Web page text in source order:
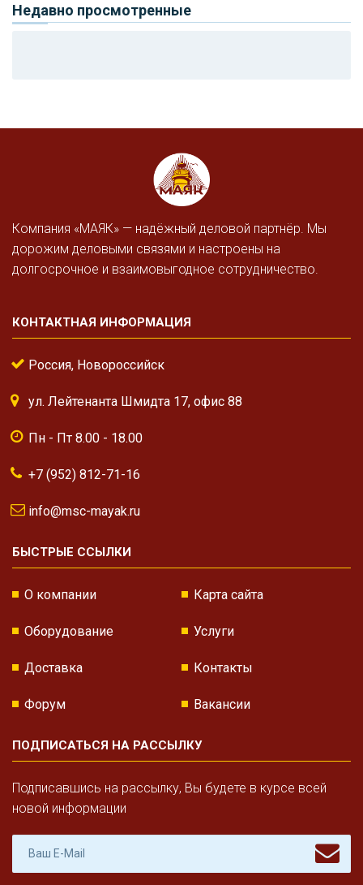
Недавно просмотренные
Компания «МАЯК» — надёжный деловой партнёр. Мы
дорожим деловыми связями и настроены на
долгосрочное и взаимовыгодное сотрудничество.
КОНТАКТНАЯ ИНФОРМАЦИЯ
Россия, Новороссийск
ул. Лейтенанта Шмидта 17, офис 88
Пн - Пт 8.00 - 18.00
+7 (952) 812-71-16
info@msc-mayak.ru
БЫСТРЫЕ ССЫЛКИ
О компании Карта сайта
Оборудование Услуги
Доставка Контакты
Форум Вакансии
ПОДПИСАТЬСЯ НА РАССЫЛКУ
Подписавшись на рассылку, Вы будете в курсе всей
новой информации